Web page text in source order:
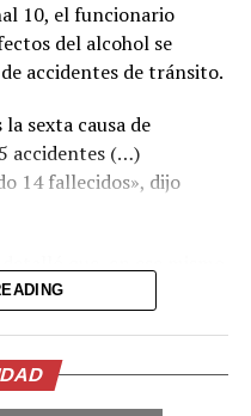
actividades lúdicas,
de la Primera
tales como
culturales y
10, el funcionario
del alcohol se
accidentes de tránsito.
sexta causa de
accidentes (…)
14 fallecidos», dijo
de tránsito,